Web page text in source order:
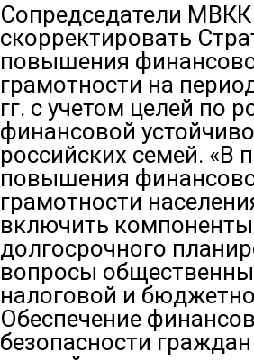
Сопредседатели
скорректировать
повышения
грамотности на
гг. с учетом целей по
финансовой
российских семей. «В
повышения
грамотности
включить компоненты
долгосрочного
вопросы
налоговой и
Обеспечение
безопасности